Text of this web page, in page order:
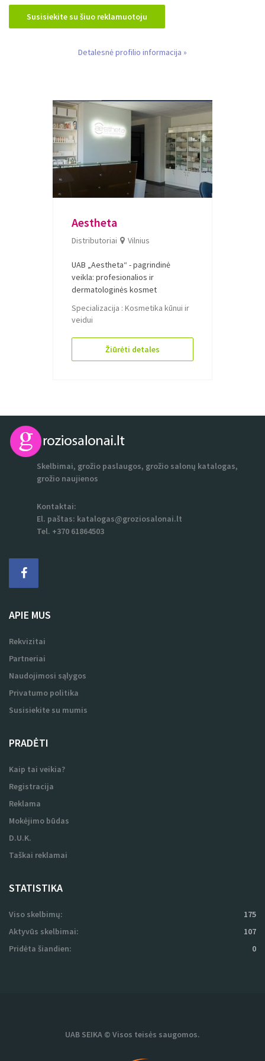
Susisiekite su šiuo reklamuotoju
Detalesnė profilio informacija »
Aestheta
Distributoriai Vilnius
UAB „Aestheta“ - pagrindinė
veikla: profesionalios ir
dermatologinės kosmet
Specializacija : Kosmetika kūnui ir
veidui
Žiūrėti detales
Skelbimai, grožio paslaugos, grožio salonų katalogas,
grožio naujienos
Kontaktai:
El. paštas: katalogas@groziosalonai.lt
Tel. +370 61864503
APIE MUS
Rekvizitai
Partneriai
Naudojimosi sąlygos
Privatumo politika
Susisiekite su mumis
PRADĖTI
Kaip tai veikia?
Registracija
Reklama
Mokėjimo būdas
D.U.K.
Taškai reklamai
STATISTIKA
Viso skelbimų:
175
Aktyvūs skelbimai:
107
Pridėta šiandien:
0
UAB SEIKA © Visos teisės saugomos.